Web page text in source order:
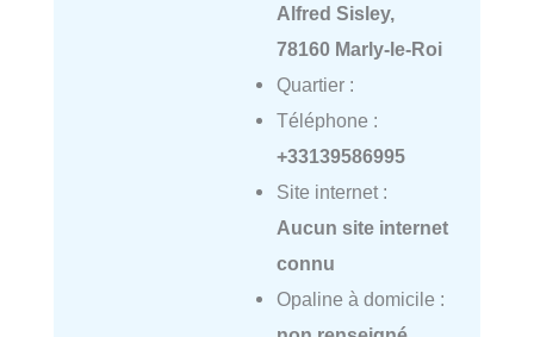
Alfred Sisley,
78160 Marly-le-Roi
Quartier :
Téléphone :
+33139586995
Site internet :
Aucun site internet
connu
Opaline à domicile :